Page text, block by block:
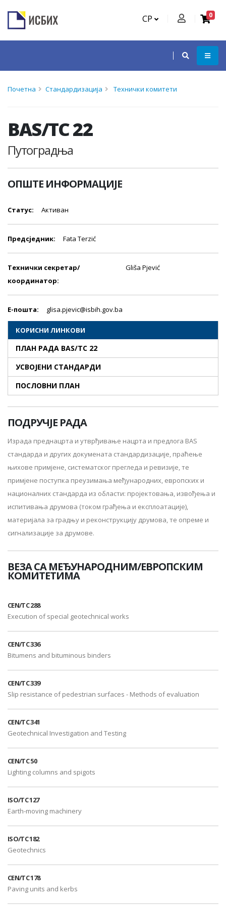
СР 0
Почетна Стандардизација Технички комитети
BAS/TC 22
Путоградња
ОПШТЕ ИНФОРМАЦИЈЕ
Статус: Активан
Предсjедник: Fata Terzić
Технички секретар/
координатор:
Gliša Pjević
E-пошта: glisa.pjevic@isbih.gov.ba
КОРИСНИ ЛИНКОВИ
ПЛАН РАДА BAS/TC 22
УСВОЈЕНИ СТАНДАРДИ
ПОСЛОВНИ ПЛАН
ПОДРУЧЈЕ РАДА
Израда преднацрта и утврђивање нацрта и предлога BAS
стандарда и других докумената стандардизације, праћење
њихове примјене, систематског прегледа и ревизије, те
примјене поступка преузимања међународних, европских и
националних стандарда из области: пројектовања, извођења и
испитивања друмова (током грађења и експлоатације),
материјала за градњу и реконструкцију друмова, те опреме и
сигнализације за друмове.
ВЕЗА СА МЕЂУНАРОДНИМ/ЕВРОПСКИМ
КОМИТЕТИМА
CEN/TC 288
Execution of special geotechnical works
CEN/TC 336
Bitumens and bituminous binders
CEN/TC 339
Slip resistance of pedestrian surfaces - Methods of evaluation
CEN/TC 341
Geotechnical Investigation and Testing
CEN/TC 50
Lighting columns and spigots
ISO/TC 127
Earth-moving machinery
ISO/TC 182
Geotechnics
CEN/TC 178
Paving units and kerbs